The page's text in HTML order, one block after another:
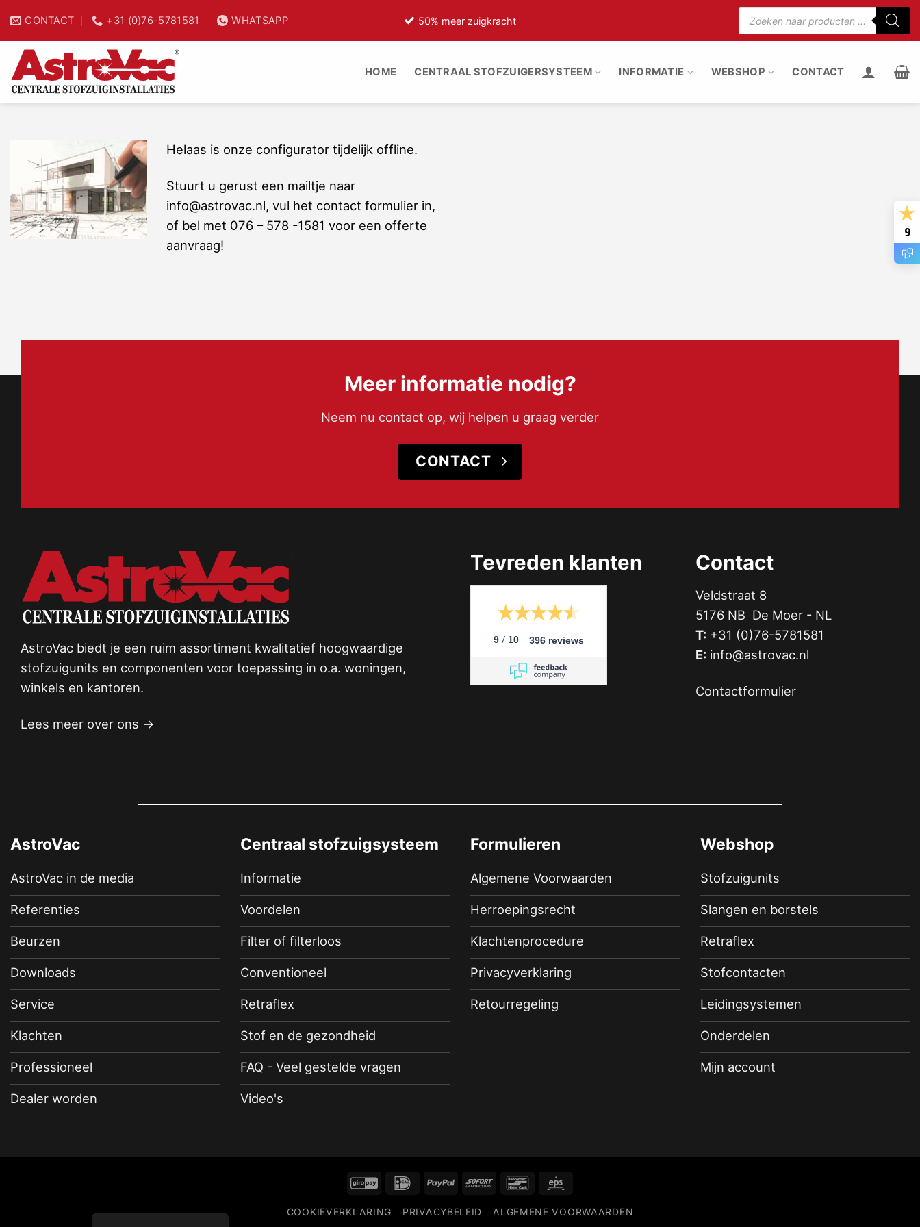
naar
inhoud
CONTACT +31 (0)76-5781581 WHATSAPP
25% tijdwinst 50% meer zuigkracht 100% stof uit de
Producten
zoeken
HOME CENTRAAL STOFZUIGERSYSTEEM INFORMATIE WEBSHOP CONTACT
Helaas is onze configurator tijdelijk offline.
Stuurt u gerust een mailtje naar
info@astrovac.nl, vul het contact formulier in,
of bel met 076 – 578 -1581 voor een offerte
aanvraag!
Meer informatie nodig?
Neem nu contact op, wij helpen u graag verder
CONTACT
AstroVac biedt je een ruim assortiment kwalitatief hoogwaardige
stofzuigunits en componenten voor toepassing in o.a. woningen,
winkels en kantoren.
Lees meer over ons →
Tevreden klanten
9 / 10 396 reviews
Contact
Veldstraat 8
5176 NB De Moer - NL
T: +31 (0)76-5781581
E: info@astrovac.nl
Contactformulier
AstroVac
AstroVac in de media
Referenties
Beurzen
Downloads
Service
Klachten
Professioneel
Dealer worden
Centraal stofzuigsysteem
Informatie
Voordelen
Filter of filterloos
Conventioneel
Retraflex
Stof en de gezondheid
FAQ - Veel gestelde vragen
Video's
Formulieren
Algemene Voorwaarden
Herroepingsrecht
Klachtenprocedure
Privacyverklaring
Retourregeling
Webshop
Stofzuigunits
Slangen en borstels
Retraflex
Stofcontacten
Leidingsystemen
Onderdelen
Mijn account
GiroPay IDeal PayPalSofort Bancontact
COOKIEVERKLARING PRIVACYBELEID ALGEMENE VOORWAARDEN
9